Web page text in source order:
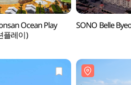
Ocean Play
플레이)
SONO Belle